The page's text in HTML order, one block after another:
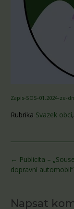
Zapis-SOS-01.2024-ze-
Rubrika Svazek obcí,
Post
navigation
← Publicita –
dopravní automobil“
Napsat